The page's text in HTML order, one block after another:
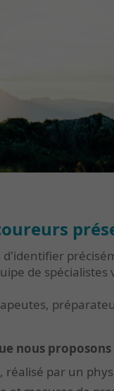
de
nous proposons
réalisé par un